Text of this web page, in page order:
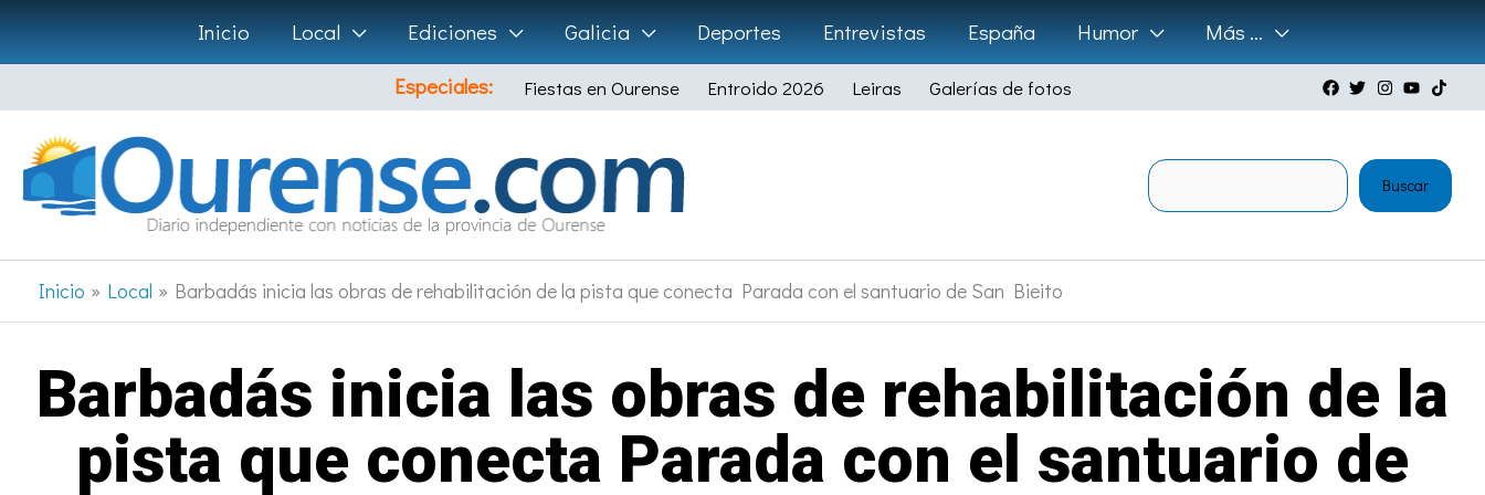
Ir
al
contenido
Inicio Local Ediciones Galicia Deportes Entrevistas España Humor
Más …
Especiales:
Fiestas en Ourense Entroido 2026 Leiras Galerías de fotos
Buscar
Inicio Local Barbadás inicia las obras de rehabilitación de la pista que conecta Parada con el santuario de San Bieito
Barbadás inicia las obras de rehabilitación de la
pista que conecta Parada con el santuario de